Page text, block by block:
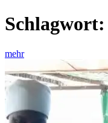
Schlagwort:
mehr